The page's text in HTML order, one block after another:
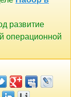
развитие
операционной